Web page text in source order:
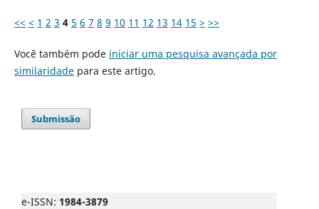
<< < 1 2 3 4 5 6 7 8 9 10 11 12 13 14 15 > >>
Você também pode iniciar uma pesquisa avançada por
similaridadepara este artigo.
Submissão
e-ISSN: 1984-3879